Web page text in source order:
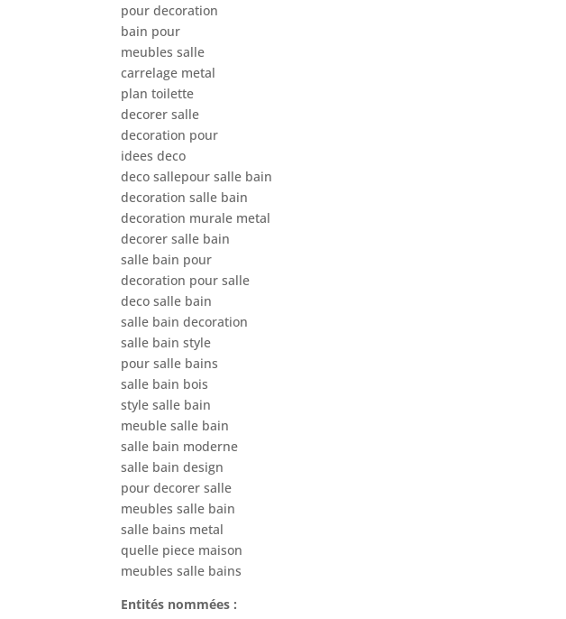
pour decoration
bain pour
meubles salle
carrelage metal
plan toilette
decorer salle
decoration pour
idees deco
deco sallepour salle bain
decoration salle bain
decoration murale metal
decorer salle bain
salle bain pour
decoration pour salle
deco salle bain
salle bain decoration
salle bain style
pour salle bains
salle bain bois
style salle bain
meuble salle bain
salle bain moderne
salle bain design
pour decorer salle
meubles salle bain
salle bains metal
quelle piece maison
meubles salle bains
Entités nommées :